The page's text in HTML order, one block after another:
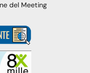
del Meeting